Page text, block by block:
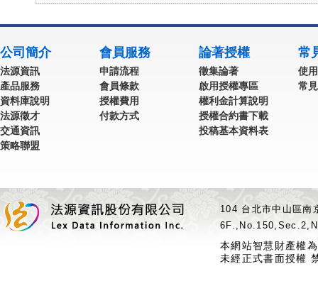
公司簡介
法源資訊
產品服務
資料庫說明
法源徵才
交通資訊
策略聯盟
會員服務
申請流程
會員條款
授權費用
付款方式
論著授權
徵集論著
啟用授權專區
權利金計算說明
授權合約書下載
投稿基本資料表
常
使
常
104 台北市中山區
本網站智慧財產權
未經正式書面授權